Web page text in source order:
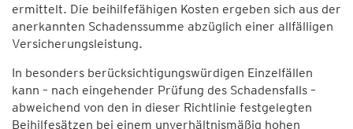
ermittelt. Die beihilfefähigen Kosten ergeben sich aus der
anerkannten Schadenssumme abzüglich einer allfälligen
Versicherungsleistung.
In besonders berücksichtigungswürdigen Einzelfällen
kann – nach eingehender Prüfung des Schadensfalls –
abweichend von den in dieser Richtlinie festgelegten
Beihilfesätzen bei einem unverhältnismäßig hohen